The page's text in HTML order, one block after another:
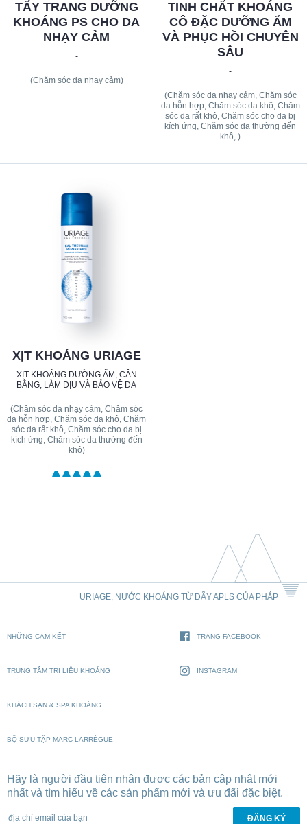
TẨY TRANG DƯỠNG
KHOÁNG PS CHO DA
NHẠY CẢM
-
(Chăm sóc da nhạy cảm)
TINH CHẤT KHOÁNG
CÔ ĐẶC DƯỠNG ẨM
VÀ PHỤC HỒI CHUYÊN
SÂU
-
(Chăm sóc da nhạy cảm, Chăm sóc
da hỗn hợp, Chăm sóc da khô, Chăm
sóc da rất khô, Chăm sóc cho da bị
kích ứng, Chăm sóc da thường đến
khô, )
XỊT KHOÁNG URIAGE
XỊT KHOÁNG DƯỠNG ẨM, CÂN
BẰNG, LÀM DỊU VÀ BẢO VỆ DA
(Chăm sóc da nhạy cảm, Chăm sóc
da hỗn hợp, Chăm sóc da khô, Chăm
sóc da rất khô, Chăm sóc cho da bị
kích ứng, Chăm sóc da thường đến
khô)
URIAGE, NƯỚC KHOÁNG TỪ DÃY APLS CỦA PHÁP
NHỮNG CAM KẾT
TRUNG TÂM TRỊ LIỆU KHOÁNG
KHÁCH SẠN & SPA KHOÁNG
BỘ SƯU TẬP MARC LARRÈGUE
TRANG FACEBOOK
INSTAGRAM
Hãy là người đầu tiên nhận được các bản cập nhật mới
nhất và tìm hiểu về các sản phẩm mới và ưu đãi đặc biệt.
địa chỉ email của bạn